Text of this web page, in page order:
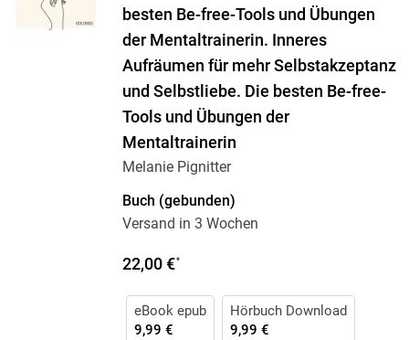
besten Be-free-Tools und Übungen
der Mentaltrainerin. Inneres
Aufräumen für mehr Selbstakzeptanz
und Selbstliebe. Die besten Be-free-
Tools und Übungen der
Mentaltrainerin
Melanie Pignitter
Buch (gebunden)
Versand in 3 Wochen
22,00 €*
eBook epub
9,99 €
Hörbuch Download
9,99 €